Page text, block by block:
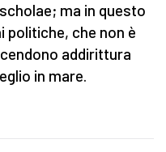
ma in questo
politiche, che non è
addirittura
in mare.